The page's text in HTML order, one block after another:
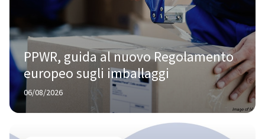
PPWR, guida al nuovo Regolamento
europeo sugli imballaggi
06/08/2026